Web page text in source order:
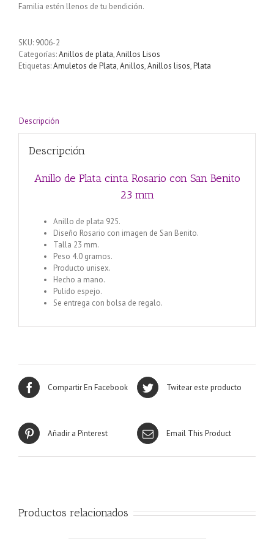
Familia estén llenos de tu bendición.
SKU: 9006-2
Categorías:Anillos de plata,Anillos Lisos
Etiquetas:Amuletos de Plata,Anillos,Anillos lisos,Plata
Descripción
Descripción
Anillo de Plata cinta Rosario con San Benito
23 mm
Anillo de plata 925.
Diseño Rosario con imagen de San Benito.
Talla 23 mm.
Peso 4.0 gramos.
Producto unisex.
Hecho a mano.
Pulido espejo.
Se entrega con bolsa de regalo.
Compartir En Facebook Twitear este producto
Añadir a Pinterest Email This Product
Productos relacionados